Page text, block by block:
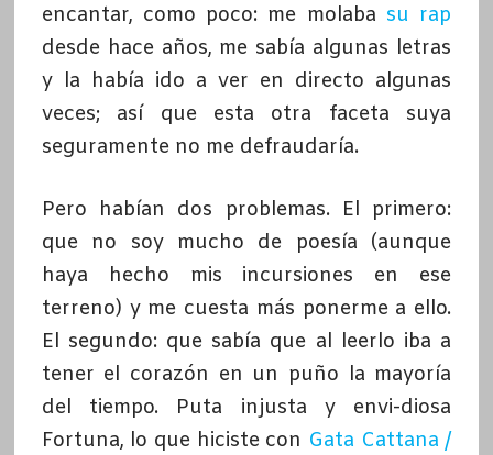
encantar, como poco: me molaba su rap
desde hace años, me sabía algunas letras
y la había ido a ver en directo algunas
veces; así que esta otra faceta suya
seguramente no me defraudaría.
Pero habían dos problemas. El primero:
que no soy mucho de poesía (aunque
haya hecho mis incursiones en ese
terreno) y me cuesta más ponerme a ello.
El segundo: que sabía que al leerlo iba a
tener el corazón en un puño la mayoría
del tiempo. Puta injusta y envi-diosa
Fortuna, lo que hiciste con Gata Cattana /